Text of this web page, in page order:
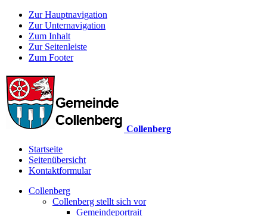
Zur Hauptnavigation
Zur Unternavigation
Zum Inhalt
Zur Seitenleiste
Zum Footer
Collenberg
Startseite
Seitenübersicht
Kontaktformular
Collenberg
Collenberg stellt sich vor
Gemeindeportrait